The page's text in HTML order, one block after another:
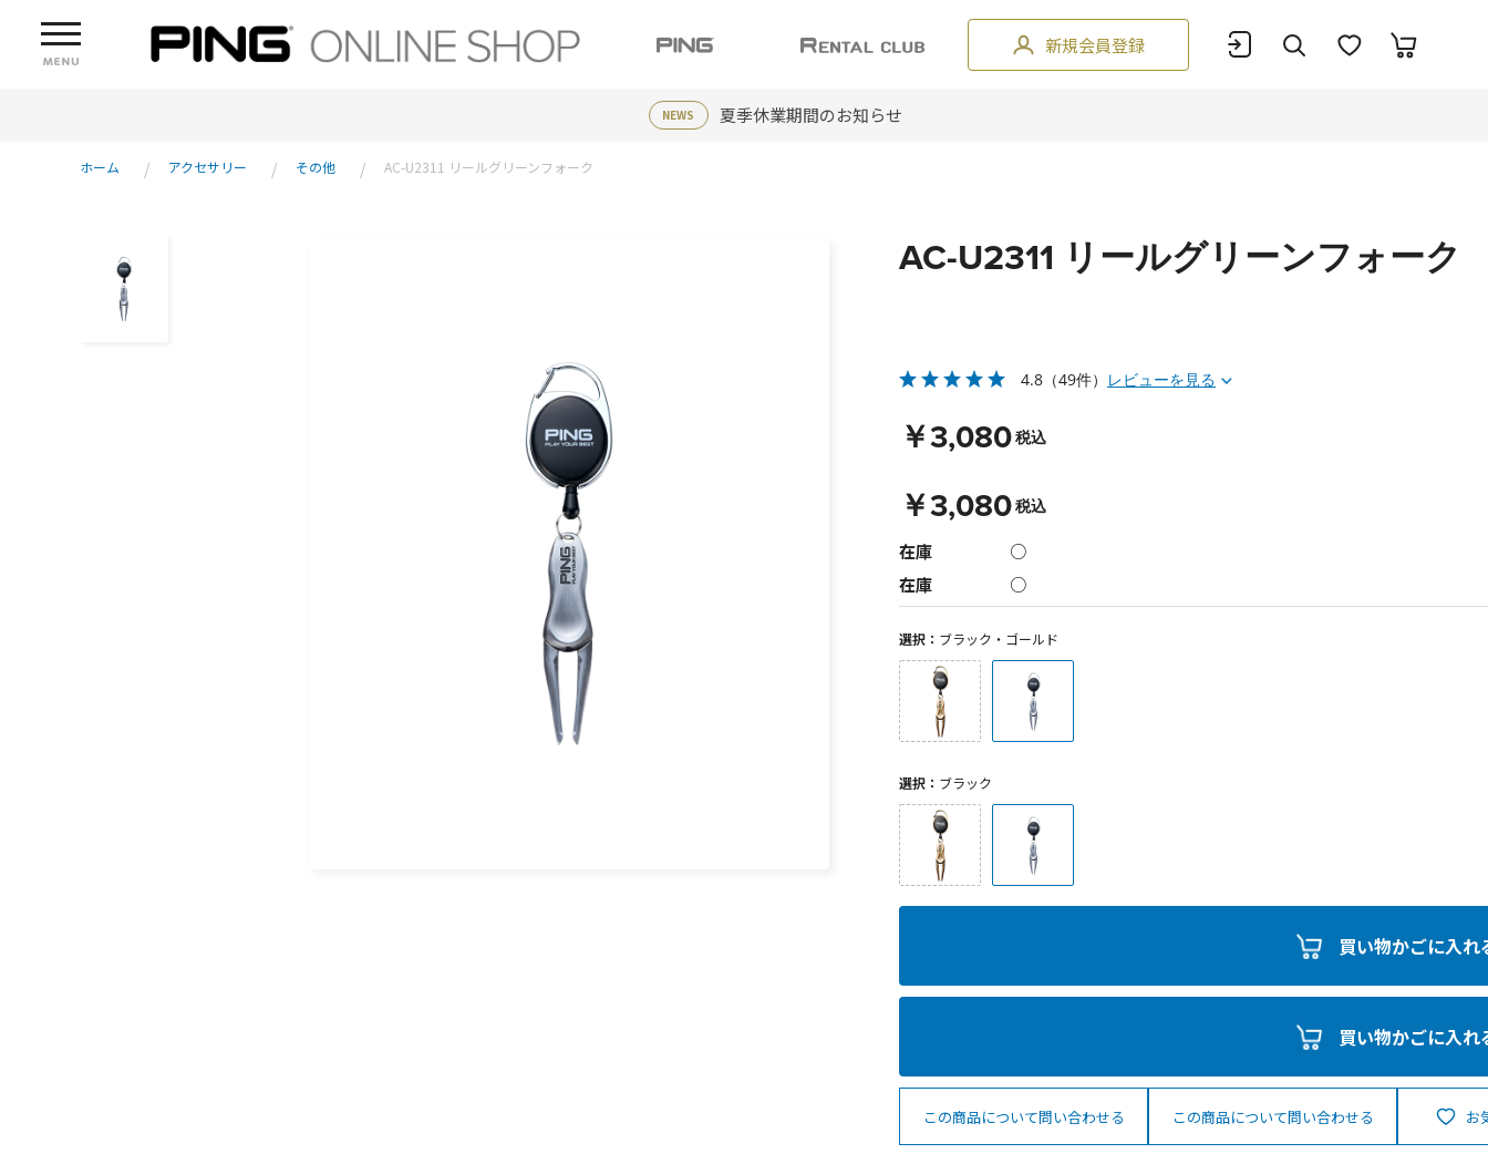
新規会員登録
NEWS 夏季休業期間のお知らせ
ホーム アクセサリー その他 AC-U2311 リールグリーンフォーク
AC-U2311 リールグリーンフォーク
在庫
○
在庫
○
￥3,080税込
￥3,080税込
選択： ブラック・ゴールド
選択： ブラック
買い物かごに入れ
買い物かごに入れ
この商品について問い合わせる この商品について問い合わせる お
4.8 （49件） レビューを見る